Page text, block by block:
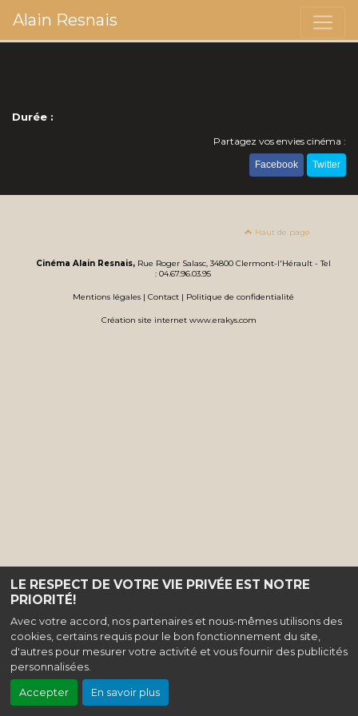
LE RESPECT DE VOTRE VIE PRIVÉE EST NOTRE
PRIORITÉ!
Avec votre accord, nos partenaires et nous-mêmes utilisons des
cookies, certains requis pour le bon fonctionnement du site,
d'autres pour mesurer votre activité et vous fournir des publicités
personnalisées.
Accepter En savoir plus
Alain Resnais
Durée :
Partagez vos envies cinéma :
Facebook Twitter
Haut de page
Cinéma Alain Resnais, Rue Roger Salasc, 34800 Clermont-l'Hérault - Tel
: 04.67.96.03.95
Mentions légales| Contact| Politique de confidentialité
Création site internet www.erakys.com